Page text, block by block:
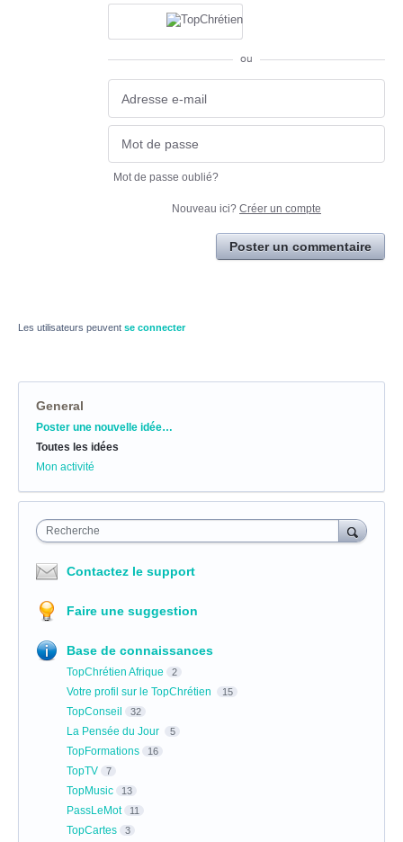
ou
Mot de passe oublié?
Nouveau ici? Créer un compte
Poster un commentaire
Les utilisateurs peuvent se connecter
General
Catégories
Poster une nouvelle idée…
Toutes les idées
Mon activité
Recherche
Contactez le support
Faire une suggestion
Base de connaissances
TopChrétien Afrique 2
Votre profil sur le TopChrétien 15
TopConseil 32
La Pensée du Jour 5
TopFormations 16
TopTV 7
TopMusic 13
PassLeMot 11
TopCartes 3